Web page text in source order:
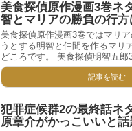
美食探偵原作漫画3巻ネ
智とマリアの勝負の行方
美食探偵原作漫画3巻ではマリ
うとする明智と仲間を作るマリ
どころです。 美食探偵明智五郎
記事を読む
犯罪症候群2の最終話ネ
原章介がかっこいいと